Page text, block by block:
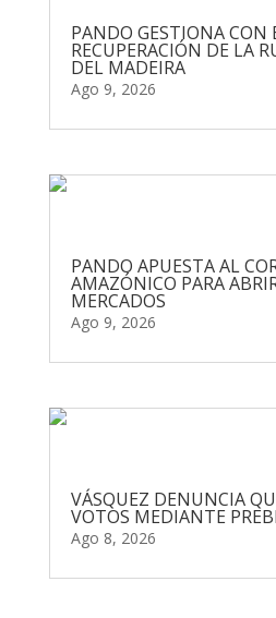
PANDO GESTIONA CON
RECUPERACIÓN DE LA
DEL MADEIRA
Ago 9, 2026
PANDO APUESTA AL
AMAZÓNICO PARA
MERCADOS
Ago 9, 2026
VÁSQUEZ DENUNCIA
VOTOS MEDIANTE
Ago 8, 2026